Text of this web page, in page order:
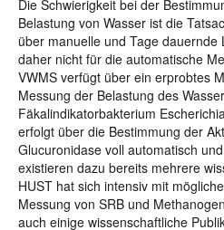
Die Schwierigkeit bei der
Belastung von Wasser ist die
über manuelle und Tage
daher nicht für die automatische
VWMS verfügt über ein erprobtes
Messung der Belastung des
Fäkalindikatorbakterium
erfolgt über die Bestimmung der
Glucuronidase voll automatisch
existieren dazu bereits mehrere
HUST hat sich intensiv mit
Messung von SRB und
auch einige wissenschaftliche